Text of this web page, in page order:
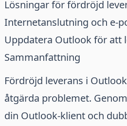
Lösningar för fördröjd
Internetanslutning och e-
Uppdatera Outlook för att
Sammanfattning
Fördröjd leverans i
åtgärda problemet.
din Outlook-klient och